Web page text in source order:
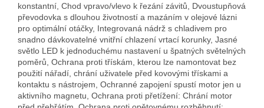
konstantní, Chod vpravo/vlevo k řezání závitů, Dvoustupňová
převodovka s dlouhou životností a mazáním v olejové lázni
pro optimální otáčky, Integrovaná nádrž s chladivem pro
snadno dávkovatelné vnitřní chlazení vrtací korunky, Jasné
světlo LED k jednoduchému nastavení u špatných světelných
poměrů, Ochrana proti třískám, kterou lze namontovat bez
použití nářadí, chrání uživatele před kovovými třískami a
kontaktu s nástrojem, Ochranné zapojení spustí motor jen u
aktivního magnetu, Ochrana proti přetížení: Chrání motor